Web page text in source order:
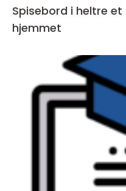
Spisebord i heltre et naturlig samlingspunkt i
hjemmet